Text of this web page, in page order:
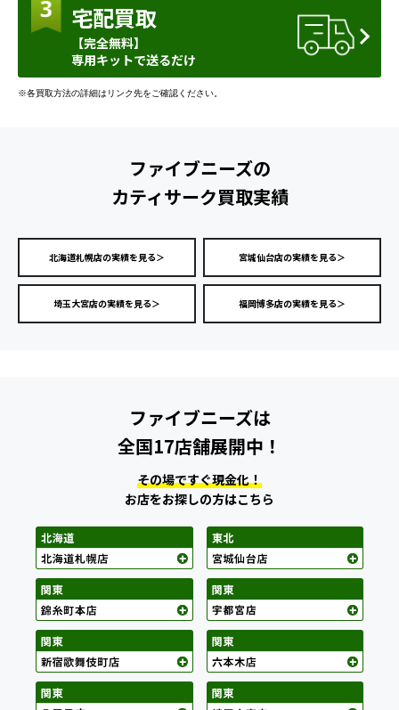
宅配買取
【完全無料】
専用キットで送るだけ
※各買取方法の詳細はリンク先をご確認ください。
ファイブニーズの
カティサーク買取実績
北海道札幌店の実績を見る＞ 宮城仙台店の実績を見る＞
埼玉大宮店の実績を見る＞ 福岡博多店の実績を見る＞
ファイブニーズは
全国17店舗展開中！
その場ですぐ現金化！
お店をお探しの方はこちら